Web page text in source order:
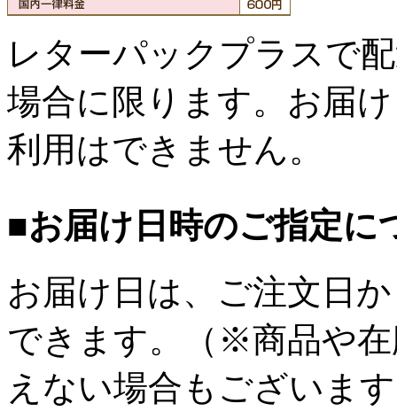
レターパックプラスで
場合に限ります。お届
利用はできません。
■お届け日時のご指定に
お届け日は、ご注文日
できます。（※商品や
えない場合もございま